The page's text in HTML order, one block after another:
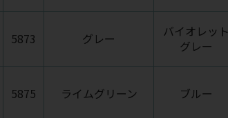
5873 グレー
バイオレット
グレー
5875 ライムグリーン ブルー